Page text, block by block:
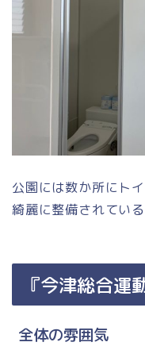
公園には数か所にト
綺麗に整備されてい
『今津総合運
全体の雰囲気